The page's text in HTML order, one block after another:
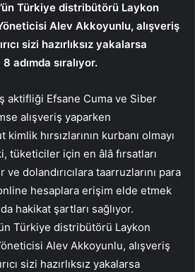
Türkiye distribütörü Laykon
Alev Akkoyunlu, alışveriş
sizi hazırlıksız yakalarsa
adımda sıralıyor.
aktifliği Efsane Cuma ve Siber
alışveriş yaparken
kimlik hırsızlarının kurbanı olmayı
tüketiciler için en âlâ fırsatları
dolandırıcılara taarruzlarını para
hesaplara erişim elde etmek
hakikat şartları sağlıyor.
Türkiye distribütörü Laykon
Alev Akkoyunlu, alışveriş
sizi hazırlıksız yakalarsa